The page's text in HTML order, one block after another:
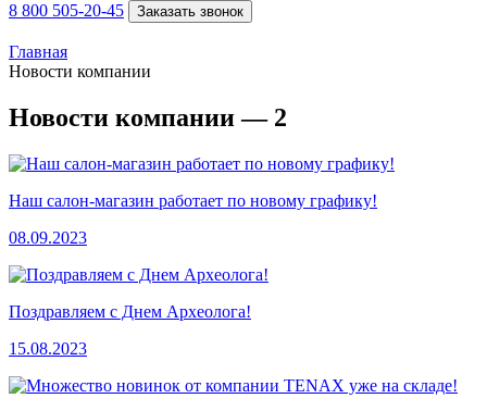
8 800 505-20-45 Заказать звонок
Главная
Новости компании
Новости компании — 2
Наш салон-магазин работает по новому графику!
08.09.2023
Поздравляем с Днем Археолога!
15.08.2023